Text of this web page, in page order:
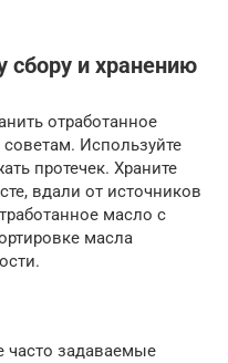
сбору и хранению
отработанное
Используйте
протечек. Храните
вдали от источников
масло с
масла
часто задаваемые